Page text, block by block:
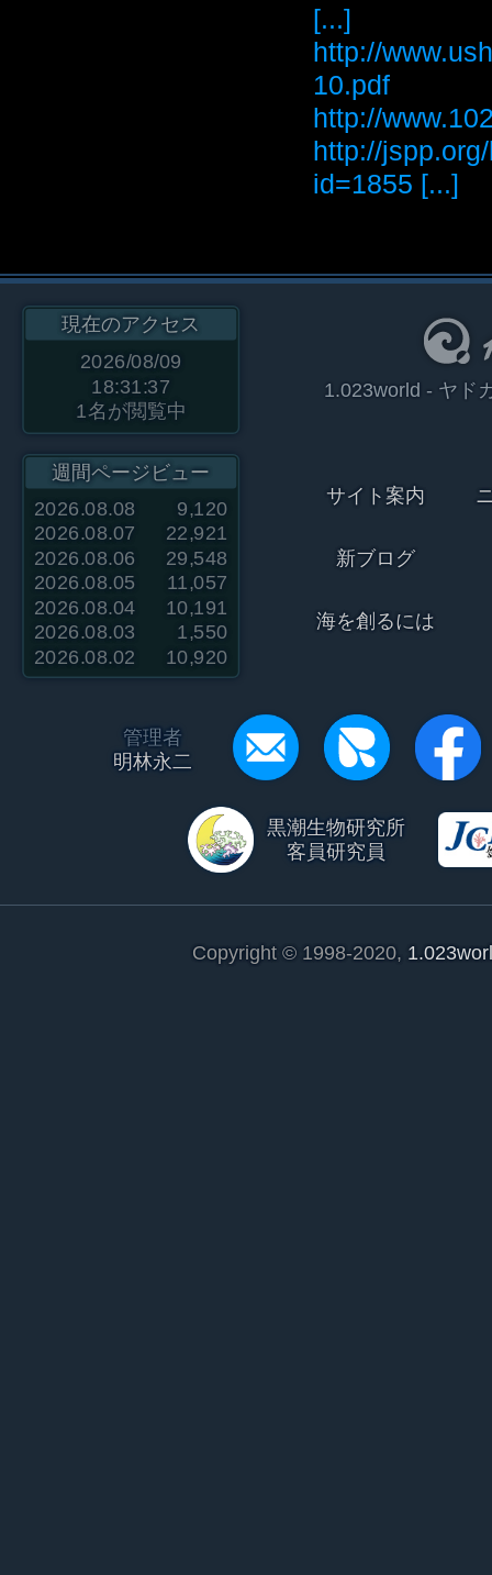
[...]
http://
10.pdf
http://
http://
id=1855 [...]
現在のアクセス
2026/08/09
18:31:37
1名が閲覧中
週間ページビュー
2026.08.08
9,120
2026.08.07
22,921
2026.08.06
29,548
2026.08.05
11,057
2026.08.04
10,191
2026.08.03
1,550
2026.08.02
10,920
1.023world - ヤド
サイト案内
新ブログ
海を創るには
管理者
明林永二
黒潮生物研究所
客員研究員
Copyright © 1998-2020,